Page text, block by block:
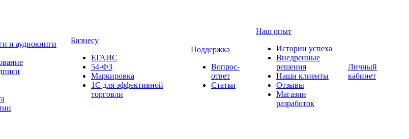
и аудиокниги
Бизнесу
ЕГАИС
54-ФЗ
Маркировка
1С для эффективной
торговли
Поддержка
Вопрос-
ответ
Статьи
Наш опыт
Истории успеха
Внедренные
решения
Наши клиенты
Отзывы
Магазин
разработок
Личный
кабинет